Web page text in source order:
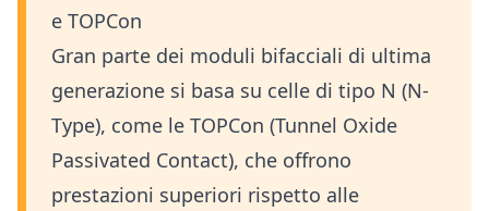
e TOPCon
Gran parte dei moduli bifacciali di ultima
generazione si basa su celle di tipo N (N-
Type), come le TOPCon (Tunnel Oxide
Passivated Contact), che offrono
prestazioni superiori rispetto alle